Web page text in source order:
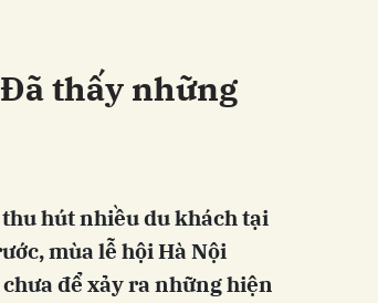
thấy những
hút nhiều du khách tại
mùa lễ hội Hà Nội
để xảy ra những hiện